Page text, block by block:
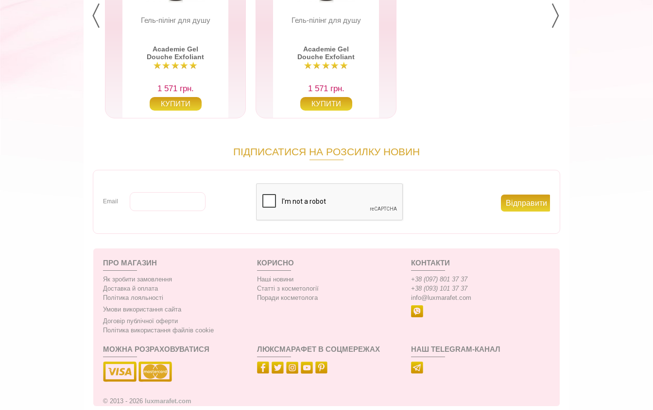
Гель-пілінг для душу
Academie Gel
Douche Exfoliant
1 571 грн.
Гель-пілінг для душу
Academie Gel
Douche Exfoliant
1 571 грн.
ПІДПИСАТИСЯ НА РОЗСИЛКУ НОВИН
Email
ПРО МАГАЗИН
Як зробити замовлення
Доставка й оплата
Політика лояльності
Умови використання сайта
Договір публічної оферти
Політика використання файлів cookie
КОРИСНО
Наші новини
Статті з косметології
Поради косметолога
КОНТАКТИ
+38 (097) 801 37 37
+38 (093) 101 37 37
info@luxmarafet.com
МОЖНА РОЗРАХОВУВАТИСЯ ЛЮКСМАРАФЕТ В СОЦМЕРЕЖАХ НАШ TELEGRAM-КАНАЛ
© 2013 - 2026 luxmarafet.com